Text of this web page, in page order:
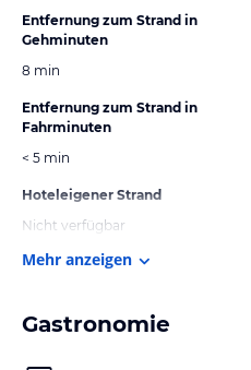
Entfernung zum Strand in
Gehminuten
8 min
Entfernung zum Strand in
Fahrminuten
< 5 min
Hoteleigener Strand
Nicht verfügbar
Mehr anzeigen
Gastronomie